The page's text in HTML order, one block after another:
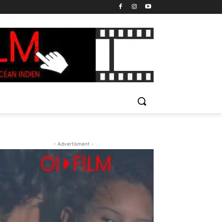
- Advertisment -